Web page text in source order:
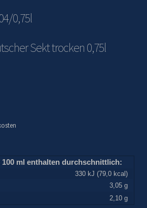
0,75l
Sekt trocken 0,75l
100 ml enthalten durchschnittlich:
330 kJ (79,0 kcal)
3,05 g
2,10 g